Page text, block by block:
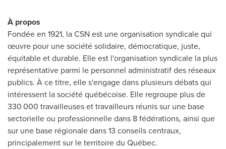
À propos
Fondée en 1921, laCSN est une organisation syndicale qui
œuvre pour une société solidaire, démocratique, juste,
équitable et durable. Elle est l'organisation syndicale la plus
représentative parmi le personnel administratif des réseaux
publics. À ce titre, elle s'engage dans plusieurs débats qui
intéressent la sociétéquébécoise. Elle regroupe plus de
330 000 travailleuses et travailleurs réunis sur une base
sectorielle ou professionnelle dans 8 fédérations, ainsi que
sur une base régionale dans 13 conseils centraux,
principalement sur le territoire du Québec.